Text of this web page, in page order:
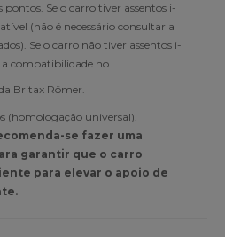
pontos. Se o carro tiver assentos i-
(não é necessário consultar a
Se o carro não tiver assentos i-
a compatibilidade no
Britax Römer.
(homologação universal).
se fazer uma
garantir que o carro
para elevar o apoio de